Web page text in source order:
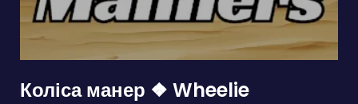
Коліса манер ❖ Wheelie